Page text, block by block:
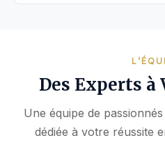
Des Experts à
Une équipe de
dédiée à votre réussite